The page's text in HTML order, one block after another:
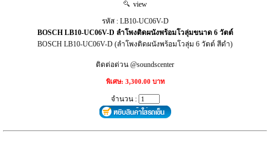
view
รหัส : LB10-UC06V-D
BOSCH LB10-UC06V-D ลำโพงติดผนังพร้อมโวลุ่มขนาด 6 วัตต์
BOSCH LB10-UC06V-D (ลำโพงติดผนังพร้อมโวลุ่ม 6 วัตต์ สีดำ)
ติดต่อด่วน @soundscenter
พิเศษ: 3,300.00 บาท
จำนวน :